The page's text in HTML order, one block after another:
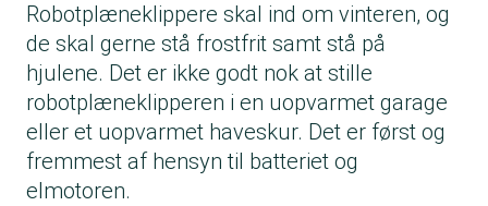
Robotplæneklippere skal ind om vinteren, og
de skal gerne stå frostfrit samt stå på
hjulene. Det er ikke godt nok at stille
robotplæneklipperen i en uopvarmet garage
eller et uopvarmet haveskur. Det er først og
fremmest af hensyn til batteriet og
elmotoren.